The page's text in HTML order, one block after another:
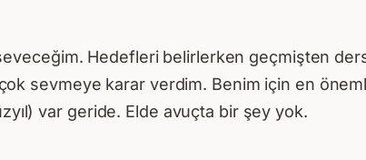
Hedefleri belirlerken geçmişten
sevmeye karar verdim. Benim için en
var geride. Elde avuçta bir şey yok.